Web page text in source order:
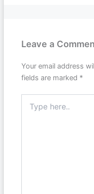
Leave a
Your email address
fields are marked *
here..